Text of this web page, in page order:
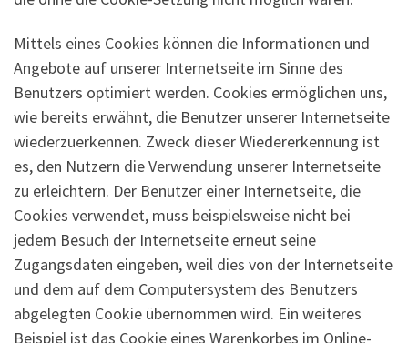
Mittels eines Cookies können die Informationen und
Angebote auf unserer Internetseite im Sinne des
Benutzers optimiert werden. Cookies ermöglichen uns,
wie bereits erwähnt, die Benutzer unserer Internetseite
wiederzuerkennen. Zweck dieser Wiedererkennung ist
es, den Nutzern die Verwendung unserer Internetseite
zu erleichtern. Der Benutzer einer Internetseite, die
Cookies verwendet, muss beispielsweise nicht bei
jedem Besuch der Internetseite erneut seine
Zugangsdaten eingeben, weil dies von der Internetseite
und dem auf dem Computersystem des Benutzers
abgelegten Cookie übernommen wird. Ein weiteres
Beispiel ist das Cookie eines Warenkorbes im Online-